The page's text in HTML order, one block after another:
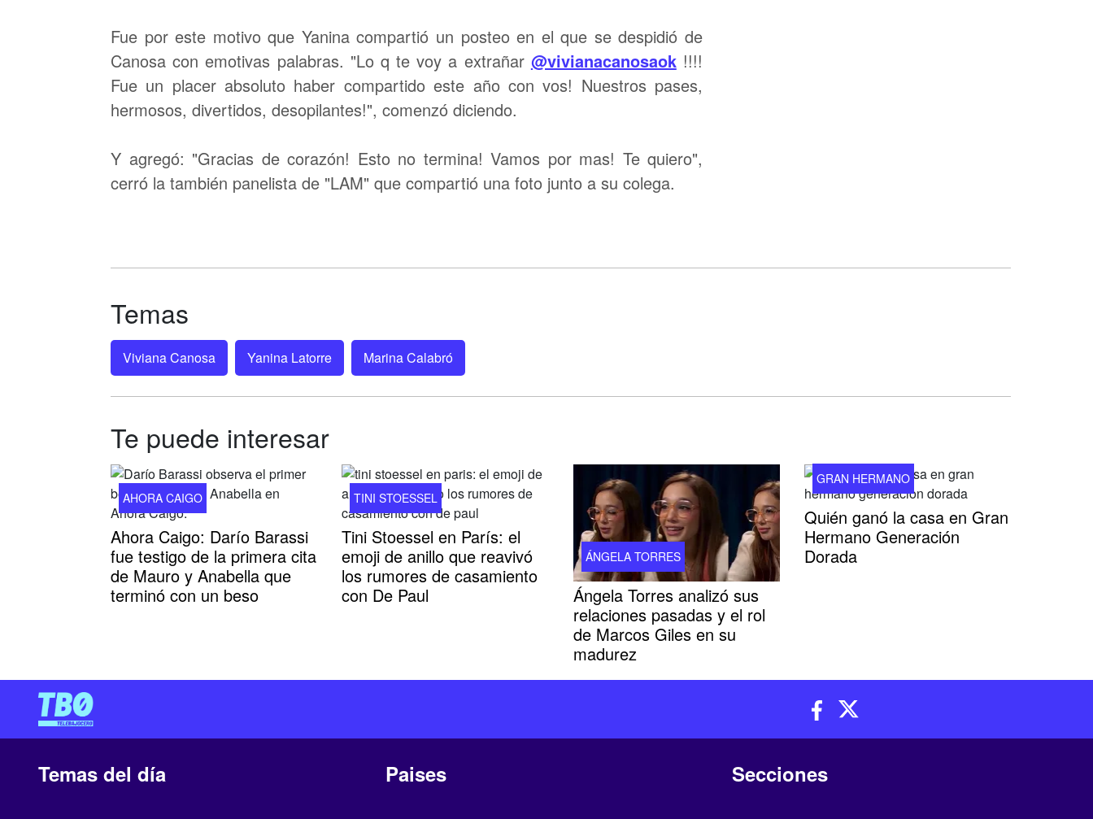
Fue por este motivo que Yanina compartió un posteo en el que se despidió de
Canosa con emotivas palabras. "Lo q te voy a extrañar @vivianacanosaok!!!!
Fue un placer absoluto haber compartido este año con vos! Nuestros pases,
hermosos, divertidos, desopilantes!", comenzó diciendo.
Y agregó: "Gracias de corazón! Esto no termina! Vamos por mas! Te quiero",
cerró la también panelista de "LAM" que compartió una foto junto a su colega.
Temas
Viviana Canosa Yanina Latorre Marina Calabró
Te puede interesar
AHORA CAIGO
Ahora Caigo: Darío Barassi
fue testigo de la primera cita
de Mauro y Anabella que
terminó con un beso
TINI STOESSEL
Tini Stoessel en París: el
emoji de anillo que reavivó
los rumores de casamiento
con De Paul
ÁNGELA TORRES
Ángela Torres analizó sus
relaciones pasadas y el rol
de Marcos Giles en su
madurez
GRAN HERMANO
Quién ganó la casa en Gran
Hermano Generación
Dorada
Temas del día Paises Secciones